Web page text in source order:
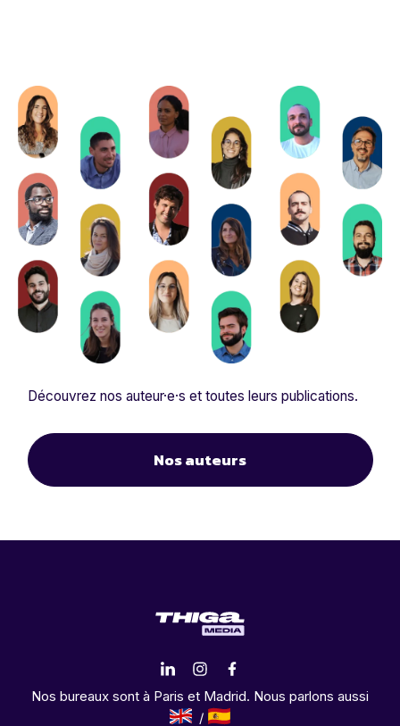
Découvrez nos auteur·e·s et toutes leurs publications.
Nos auteurs
Nos bureaux sont à Paris et Madrid. Nous parlons aussi